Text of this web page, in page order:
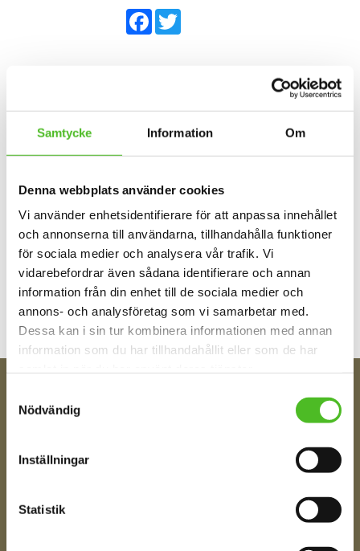
Samtycke Information Om
Denna webbplats använder cookies
Vi använder enhetsidentifierare för att anpassa innehållet
och annonserna till användarna, tillhandahålla funktioner
för sociala medier och analysera vår trafik. Vi
vidarebefordrar även sådana identifierare och annan
information från din enhet till de sociala medier och
annons- och analysföretag som vi samarbetar med.
Dessa kan i sin tur kombinera informationen med annan
information som du har tillhandahållit eller som de har
Nödvändig
Inställningar
Statistik
Facebook
Bli den första att lämna ett omdöme.
FÅ TIPS OM NYHETER!